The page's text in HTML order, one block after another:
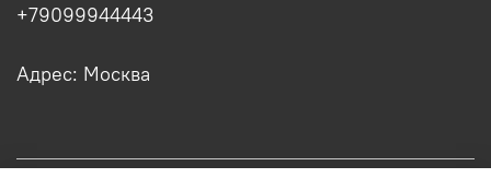
+79099944443
Адрес: Москва